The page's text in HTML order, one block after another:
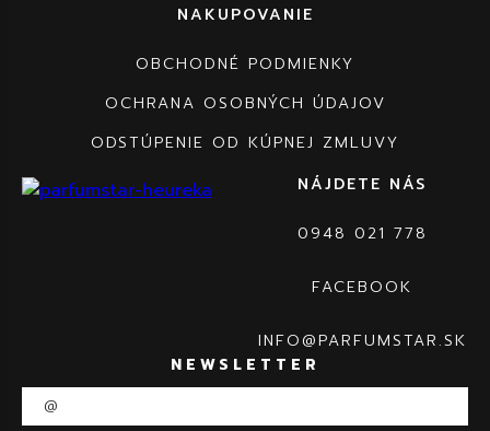
NAKUPOVANIE
OBCHODNÉ PODMIENKY
OCHRANA OSOBNÝCH ÚDAJOV
ODSTÚPENIE OD KÚPNEJ ZMLUVY
NÁJDETE NÁS
0948 021 778
FACEBOOK
INFO@PARFUMSTAR.SK
NEWSLETTER